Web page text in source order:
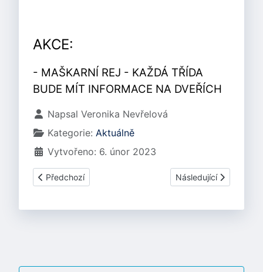
AKCE:
- MAŠKARNÍ REJ - KAŽDÁ TŘÍDA
BUDE MÍT INFORMACE NA DVEŘÍCH
Základní údaje
Napsal Veronika Nevřelová
Kategorie: Aktuálně
Vytvořeno: 6. únor 2023
Předchozí článek: BŘEZEN 2023
Předchozí Další článek: LEDEN
Následující